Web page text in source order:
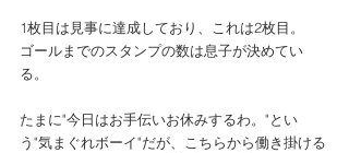
1枚目は見事に達成しており、これは2枚目。
ゴールまでのスタンプの数は息子が決めてい
る。
たまに"今日はお手伝いお休みするわ。"とい
う"気まぐれボーイ"だが、こちらから働き掛ける